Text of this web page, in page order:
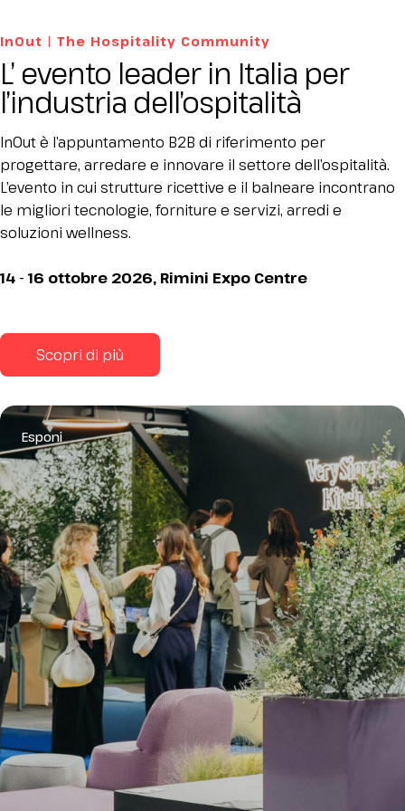
InOut | The Hospitality Community
L’ evento leader in Italia per
l’industria dell’ospitalità
InOut è l’appuntamento B2B di riferimento per
progettare, arredare e innovare il settore dell’ospitalità.
L’evento in cui strutture ricettive e il balneare incontrano
le migliori tecnologie, forniture e servizi, arredi e
soluzioni wellness.
14 - 16 ottobre 2026, Rimini Expo Centre
Scopri di più
Esponi